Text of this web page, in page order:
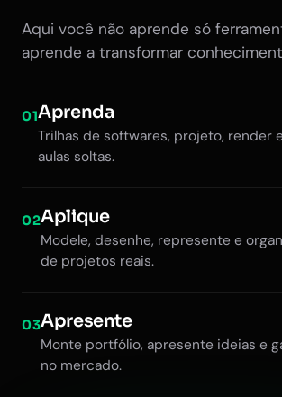
Aqui você não aprende só
aprende a transformar
01Aprenda
Trilhas de softwares, projeto, render
aulas soltas.
02Aplique
Modele, desenhe, represente e
de projetos reais.
03Apresente
Monte portfólio, apresente ideias e
no mercado.